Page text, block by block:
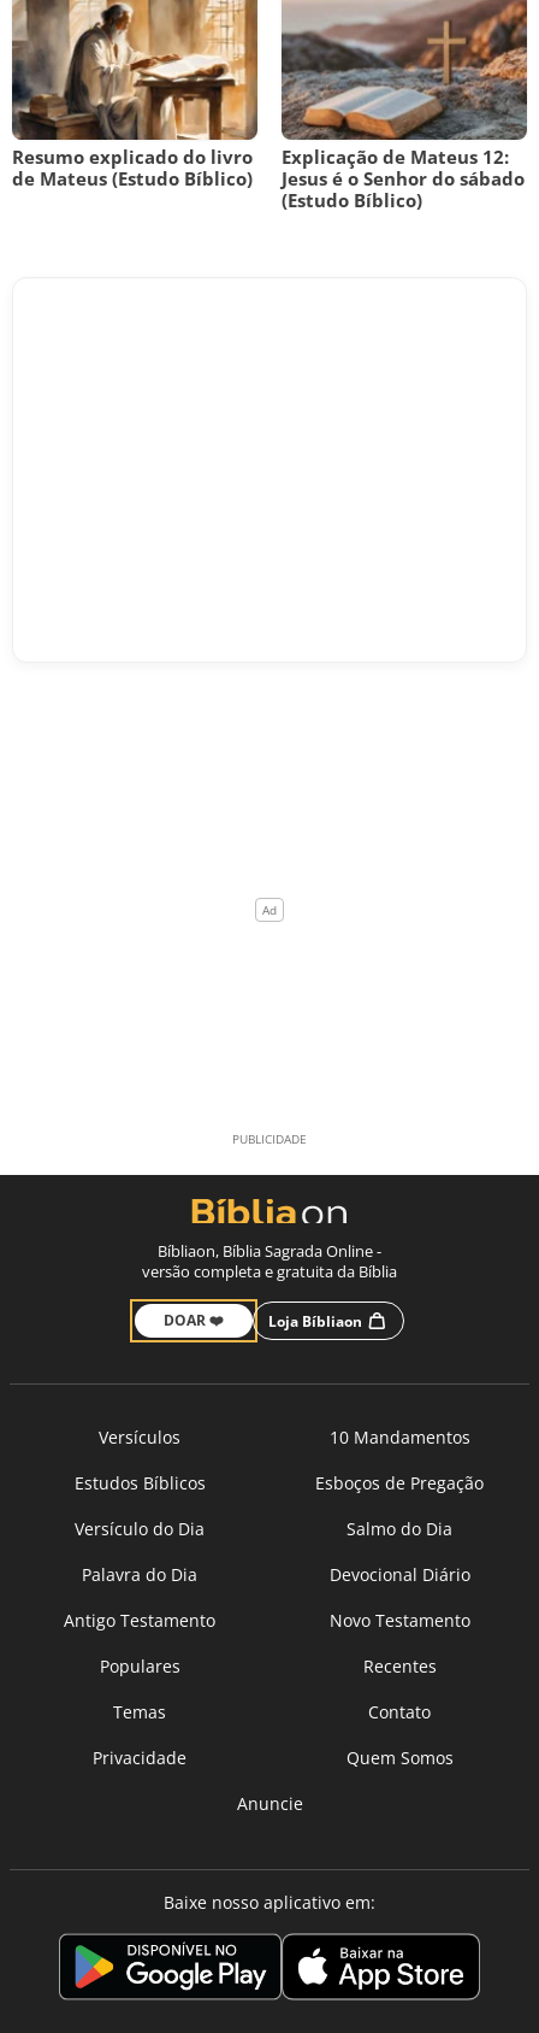
Resumo explicado do livro
de Mateus (Estudo Bíblico)
Explicação de Mateus 12:
Jesus é o Senhor do sábado
(Estudo Bíblico)
Bíbliaon, Bíblia Sagrada Online -
versão completa e gratuita da Bíblia
DOAR ❤️ Loja Bíbliaon
Versículos
10 Mandamentos
Estudos Bíblicos
Esboços de Pregação
Versículo do Dia
Salmo do Dia
Palavra do Dia
Devocional Diário
Antigo Testamento
Novo Testamento
Populares
Recentes
Temas
Contato
Privacidade
Quem Somos
Anuncie
Baixe nosso aplicativo em: